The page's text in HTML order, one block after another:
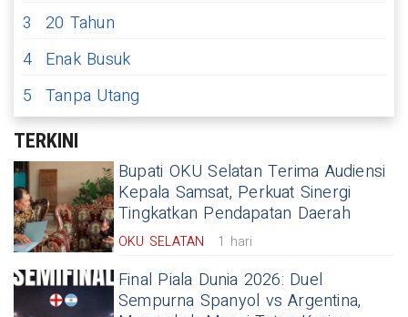
3
20 Tahun
4 Enak Busuk
5 Tanpa Utang
TERKINI
Bupati OKU Selatan Terima Audiensi
Kepala Samsat, Perkuat Sinergi
Tingkatkan Pendapatan Daerah
OKU SELATAN 1 hari
Final Piala Dunia 2026: Duel
Sempurna Spanyol vs Argentina,